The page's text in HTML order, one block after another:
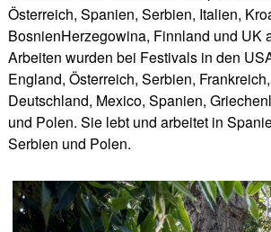
Österreich, Spanien, Serbien, Italien,
BosnienHerzegowina, Finnland und UK
Arbeiten wurden bei Festivals in den
England, Österreich, Serbien,
Deutschland, Mexico, Spanien,
und Polen. Sie lebt und arbeitet in
Serbien und Polen.